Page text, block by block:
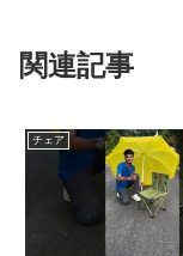
関連記事
チェア